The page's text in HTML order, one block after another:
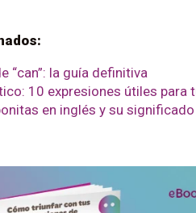
“can”: la guía definitiva
10 expresiones útiles para
en inglés y su significado